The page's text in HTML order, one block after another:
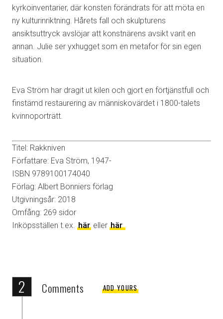
kyrkoinventarier, där konsten förändrats för att möta en
ny kulturinriktning. Hårets fall och skulpturens
ansiktsuttryck avslöjar att konstnärens avsikt varit en
annan. Julie ser yxhugget som en metafor för sin egen
situation.
Eva Ström har dragit ut kilen och gjort en förtjänstfull och
finstämd restaurering av människovärdet i 1800-talets
kvinnoporträtt.
Titel: Rakkniven
Författare: Eva Ström, 1947-
ISBN 9789100174040
Förlag: Albert Bonniers förlag
Utgivningsår: 2018
Omfång: 269 sidor
Inköpsställen t.ex. här eller här
2 Comments ADD YOURS